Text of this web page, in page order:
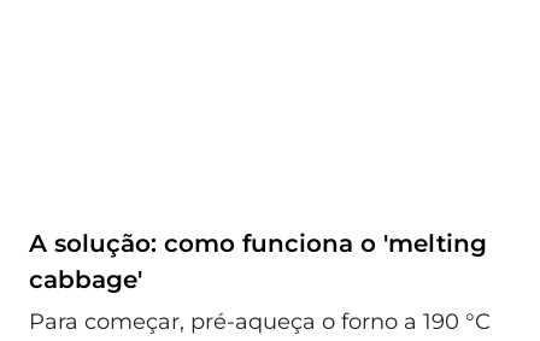
A solução: como funciona o 'melting
cabbage'
Para começar, pré-aqueça o forno a 190 °C